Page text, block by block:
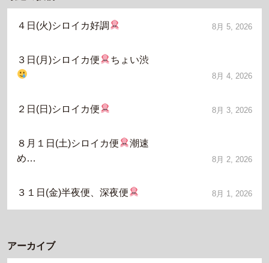
４日(火)シロイカ好調 8月 5, 2026
３日(月)シロイカ便 ちょい渋
8月 4, 2026
２日(日)シロイカ便 8月 3, 2026
８月１日(土)シロイカ便
潮速
め…
8月 2, 2026
３１日(金)半夜便、深夜便 8月 1, 2026
アーカイブ